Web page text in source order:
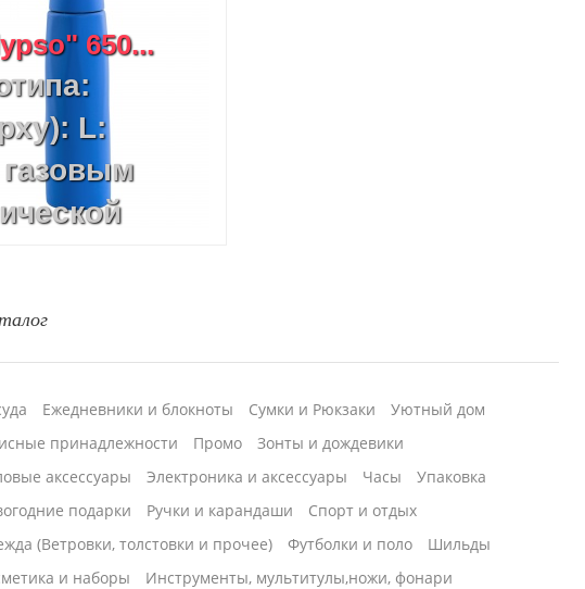
650...
L:
газовым
Ежедневники и блокноты Сумки и Рюкзаки
Уютный дом
принадлежности
Промо
Зонты и дождевики
аксессуары
Электроника и аксессуары Часы
Упаковка
подарки
Ручки и карандаши
Спорт и отдых
(Ветровки, толстовки и прочее)
Футболки и поло
Шильды
и наборы
Инструменты, мультитулы,ножи, фонари